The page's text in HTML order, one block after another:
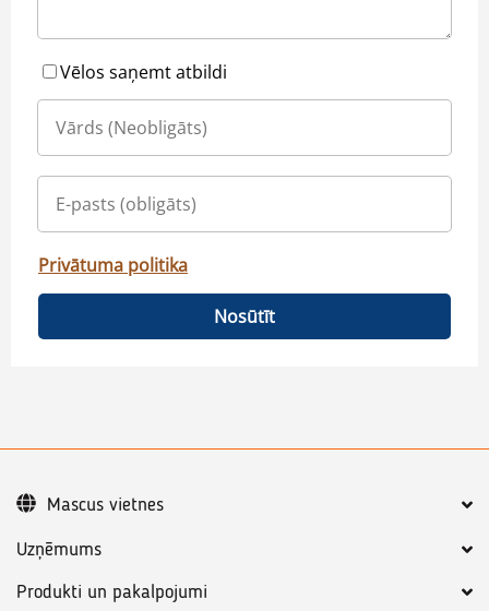
Vēlos saņemt atbildi
Privātuma politika
Nosūtīt
Uzņēmums
Produkti un pakalpojumi
Mascus vietnes